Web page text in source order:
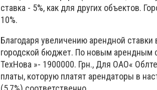
ставка - 5%, как для других объектов.
10%.
Благодаря увеличению арендной
городской бюджет. По новым арендным
ТехНова »- 1900000. Грн., Для ОАО«
платы, которую платят арендаторы в